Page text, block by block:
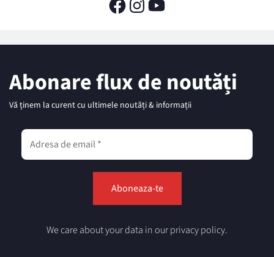
Abonare flux de noutăți
Vă ținem la curent cu ultimele noutăți & informații
We care about your data in our privacy policy.